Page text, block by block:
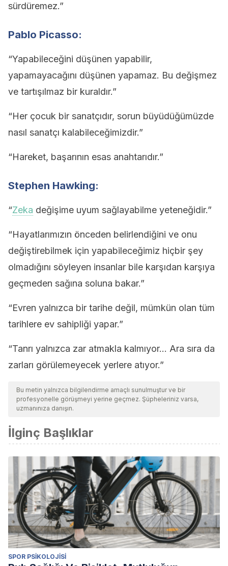
sürdüremez.”
Pablo Picasso:
“Yapabileceğini düşünen yapabilir,
yapamayacağını düşünen yapamaz. Bu değişmez
ve tartışılmaz bir kuraldır.”
“Her çocuk bir sanatçıdır, sorun büyüdüğümüzde
nasıl sanatçı kalabileceğimizdir.”
“Hareket, başarının esas anahtarıdır.”
Stephen Hawking:
“Zeka değişime uyum sağlayabilme yeteneğidir.”
“Hayatlarımızın önceden belirlendiğini ve onu
değiştirebilmek için yapabileceğimiz hiçbir şey
olmadığını söyleyen insanlar bile karşıdan karşıya
geçmeden sağına soluna bakar.”
“Evren yalnızca bir tarihe değil, mümkün olan tüm
tarihlere ev sahipliği yapar.”
“Tanrı yalnızca zar atmakla kalmıyor… Ara sıra da
zarları görülemeyecek yerlere atıyor.”
Bu metin yalnızca bilgilendirme amaçlı sunulmuştur ve bir
profesyonelle görüşmeyi yerine geçmez. Şüpheleriniz varsa,
uzmanınıza danışın.
İlginç Başlıklar
SPOR PSIKOLOJISI